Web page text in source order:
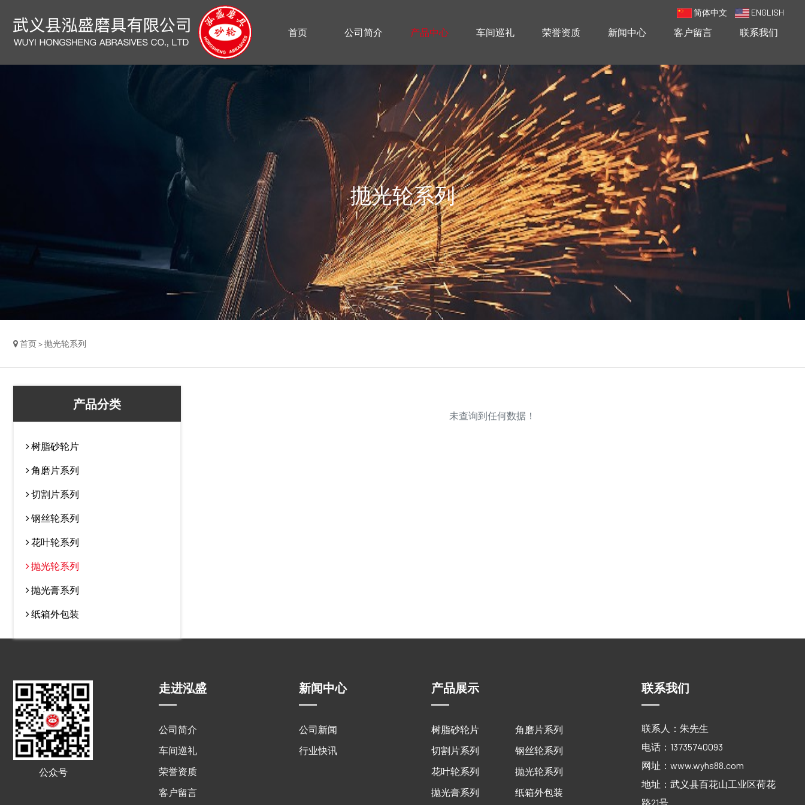
首页 公司简介 产品中心 车间巡礼 荣誉资质 新闻中心 客户留言 联系我们
简体中文 ENGLISH
抛光轮系列
首页 > 抛光轮系列
产品分类
树脂砂轮片
角磨片系列
切割片系列
钢丝轮系列
花叶轮系列
抛光轮系列
抛光膏系列
纸箱外包装
未查询到任何数据！
公众号
走进泓盛
公司简介
车间巡礼
荣誉资质
客户留言
新闻中心
公司新闻
行业快讯
产品展示
树脂砂轮片
角磨片系列
切割片系列
钢丝轮系列
花叶轮系列
抛光轮系列
抛光膏系列
纸箱外包装
联系我们
联系人：朱先生
电话：13735740093
网址： www.wyhs88.com
地址：武义县百花山工业区荷花
路21号